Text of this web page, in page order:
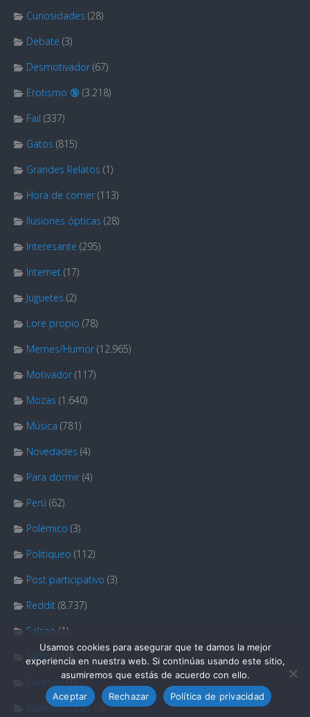
Curiosidades (28)
Debate (3)
Desmotivador (67)
Erotismo 🔞 (3.218)
Fail (337)
Gatos (815)
Grandes Relatos (1)
Hora de comer (113)
Ilusiones ópticas (28)
Interesante (295)
Internet (17)
Juguetes (2)
Lore propio (78)
Memes/Humor (12.965)
Motivador (117)
Mozas (1.640)
Música (781)
Novedades (4)
Para dormir (4)
Perú (62)
Polémico (3)
Politiqueo (112)
Post participativo (3)
Reddit (8.737)
Salseo (1)
Skizo(619)
Sucesos(1)
Supersticiones(9)
Usamos cookies para asegurar que te damos la mejor
experiencia en nuestra web. Si continúas usando este sitio,
asumiremos que estás de acuerdo con ello.
Aceptar
Rechazar Política de privacidad